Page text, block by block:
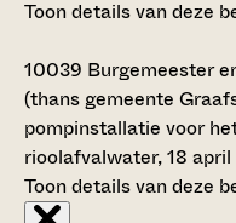
Toon details van deze
10039 Burgemeester
(thans gemeente
pompinstallatie voor
rioolafvalwater, 18 april
Toon details van deze